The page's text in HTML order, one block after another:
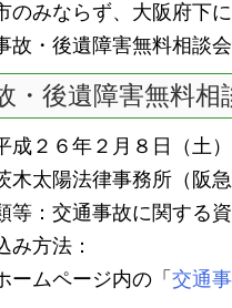
みならず、大阪府下
故・後遺障害無料相談
・後遺障害無料相
成２６年２月８日（土
木太陽法律事務所（阪
等：交通事故に関する
み方法：
ームページ内の「 交通